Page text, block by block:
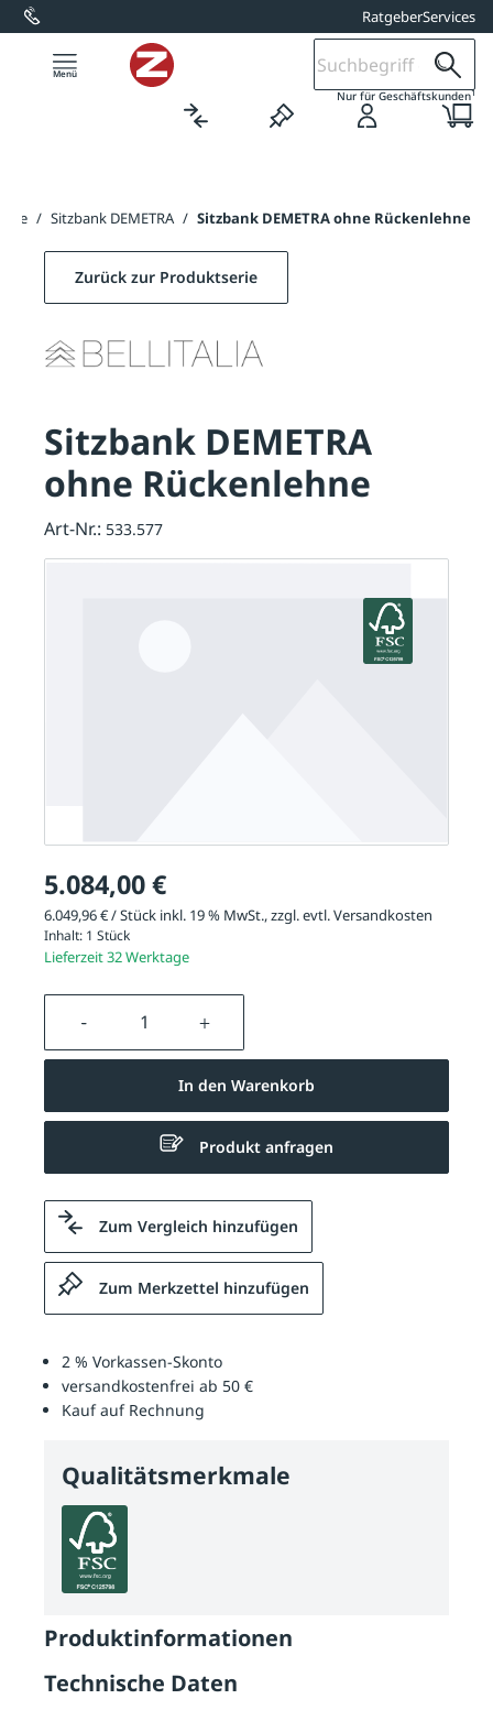
springen RatgeberServices
Nur für Geschäftskunden1
/ Sitzbank DEMETRA / Sitzbank DEMETRA ohne Rückenlehne
5.084,00 €
6.049,96 € / Stück inkl. 19 % MwSt., zzgl. evtl.Versandkosten
Inhalt: 1 Stück
Lieferzeit 32 Werktage
Produkt Anzahl: Gib den
In den Warenkorb
Produkt anfragen
Zum Vergleich hinzufügen
Zum Merkzettel hinzufügen
2 % Vorkassen-Skonto
versandkostenfrei ab 50 €
Kauf auf Rechnung
Qualitätsmerkmale
Produktinformationen
Technische Daten
Zurück zur Produktserie
Sitzbank DEMETRA
ohne Rückenlehne
Art-Nr.: 533.577